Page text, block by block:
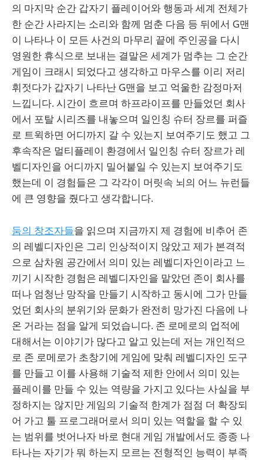
의 마지막 순간 갑자기 플레이어와 행동과 세계 전체가
한 순간 사라지는 소리와 함께 멈춘 다음 등 뒤에서 G맨
이 나타나 이 모든 사건의 마무리 끝에 주인공을 다시
영원한 휴식으로 보내는 결말은 세계가 멈추는 그 순간
게임이 크래시 되었다고 생각하고 마우스를 이리 저리
휘젓다가 갑자기 나타난 G맨을 보고 억울한 감정마저
느낍니다. 시간이 흐르며 하프라이프를 만들었던 회사
에서 포탈 시리즈를 내놓으며 일인칭 슈터 장르를 퍼즐
로 트윅하면 어디까지 갈 수 있는지 보여주기도 했고 그
후속작은 멀티플레이 환경에서 일인칭 슈터 장르가 레
벨디자인을 어디까지 밀어붙일 수 있는지 보여주기도
했는데 이 경험들은 그 각각이 머릿속 뇌의 어느 뉴런들
에 큰 영향을 줬다고 생각합니다.
둠의 창조자들을 읽으며 지금까지 제 경험에 비추어 존
의 레벨디자인은 그리 인상적이지 않았고 제가 본격적
으로 삼차원 공간에서 의미 있는 레벨디자인이라고 느
끼기 시작한 경험은 레벨디자인을 맡았던 존이 회사를
떠나 엄청난 망작을 만들기 시작하고 동시에 그가 만들
었던 회사의 분위기와 문화가 완전히 망가진 다음에 나
온 거라는 점을 알게 되었습니다. 존 로메로의 업적에
대해서는 이야기가 많다고 알고 있는데 저는 개인적으
로 존 로메로가 초창기에 게임에 맞춰 레벨디자인 도구
를 만들고 이를 사용해 기술적 제한 안에서 의미 있는
플레이를 만들 수 있는 역량을 가지고 있다는 사실을 부
정하지는 않지만 게임의 기술적 한계가 점점 더 확장되
어 가고 툴 프로그래머로서 의미 있는 역할을 할 수 있
는 범위를 벗어나자 바로 현대 게임 개발에서도 종종 나
타나는 자기가 뭐 하는지 모르는 전형적인 능력이 부족